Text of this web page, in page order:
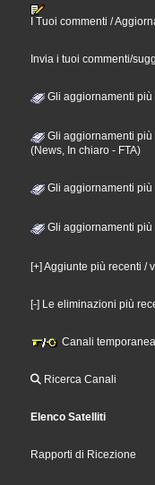
I Tuoi commenti /
Invia i tuoi commenti/
Gli aggiornamenti
Gli aggiornamenti più
(News, In chiaro - FTA)
Gli aggiornamenti più
Gli aggiornamenti più
[+] Aggiunte più recenti /
[-] Le eliminazioni più
Canali
Ricerca Canali
Elenco Satelliti
Rapporti di Ricezione